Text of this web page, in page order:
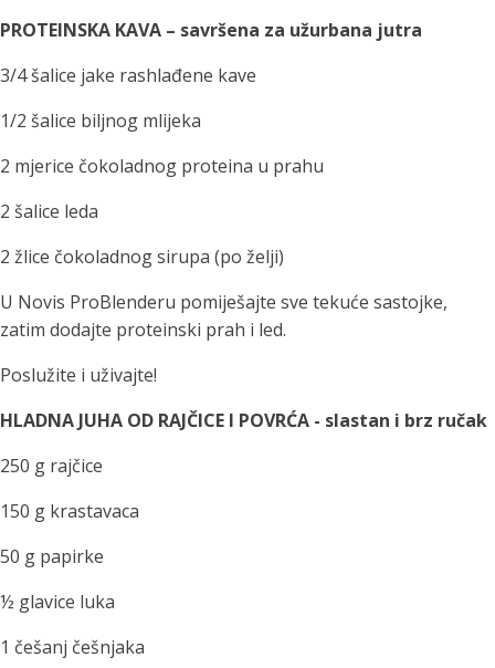
PROTEINSKA KAVA – savršena za užurbana jutra
3/4 šalice jake rashlađene kave
1/2 šalice biljnog mlijeka
2 mjerice čokoladnog proteina u prahu
2 šalice leda
2 žlice čokoladnog sirupa (po želji)
U Novis ProBlenderu pomiješajte sve tekuće sastojke,
zatim dodajte proteinski prah i led.
Poslužite i uživajte!
HLADNA JUHA OD RAJČICE I POVRĆA - slastan i brz ručak
250 g rajčice
150 g krastavaca
50 g papirke
½ glavice luka
1 češanj češnjaka